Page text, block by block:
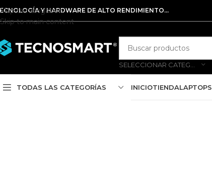
Skip to navigation
Skip to main content
Y HARDWARE DE ALTO RENDIMIENTO...
TODAS LAS CATEGORÍAS INICIOTIENDALAPTOPS